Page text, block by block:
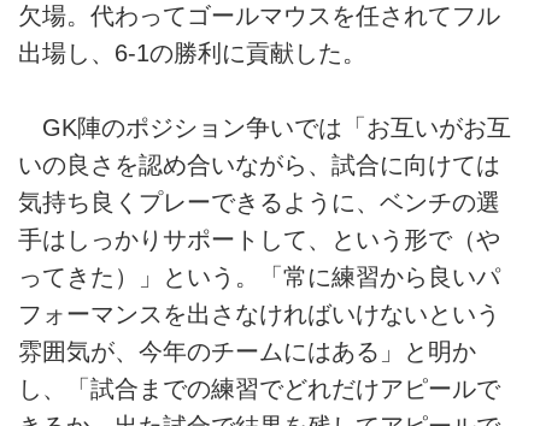
欠場。代わってゴールマウスを任されてフル
出場し、6-1の勝利に貢献した。
GK陣のポジション争いでは「お互いがお互
いの良さを認め合いながら、試合に向けては
気持ち良くプレーできるように、ベンチの選
手はしっかりサポートして、という形で（や
ってきた）」という。「常に練習から良いパ
フォーマンスを出さなければいけないという
雰囲気が、今年のチームにはある」と明か
し、「試合までの練習でどれだけアピールで